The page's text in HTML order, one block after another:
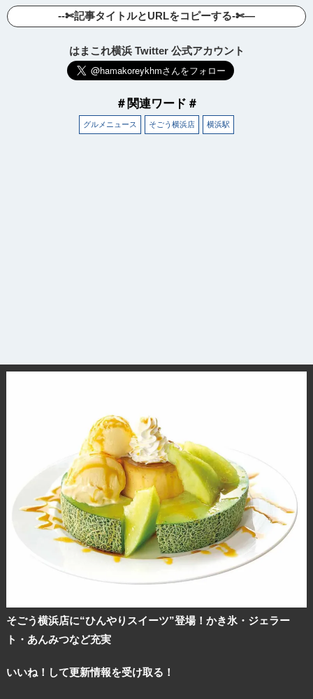
--✄記事タイトルとURLをコピーする-✄—
はまこれ横浜 Twitter 公式アカウント
＃関連ワード＃
グルメニュース そごう横浜店 横浜駅
そごう横浜店に“ひんやりスイーツ”登場！かき氷・ジェラー
ト・あんみつなど充実
いいね！して更新情報を受け取る！
ランキング
ブログ記事